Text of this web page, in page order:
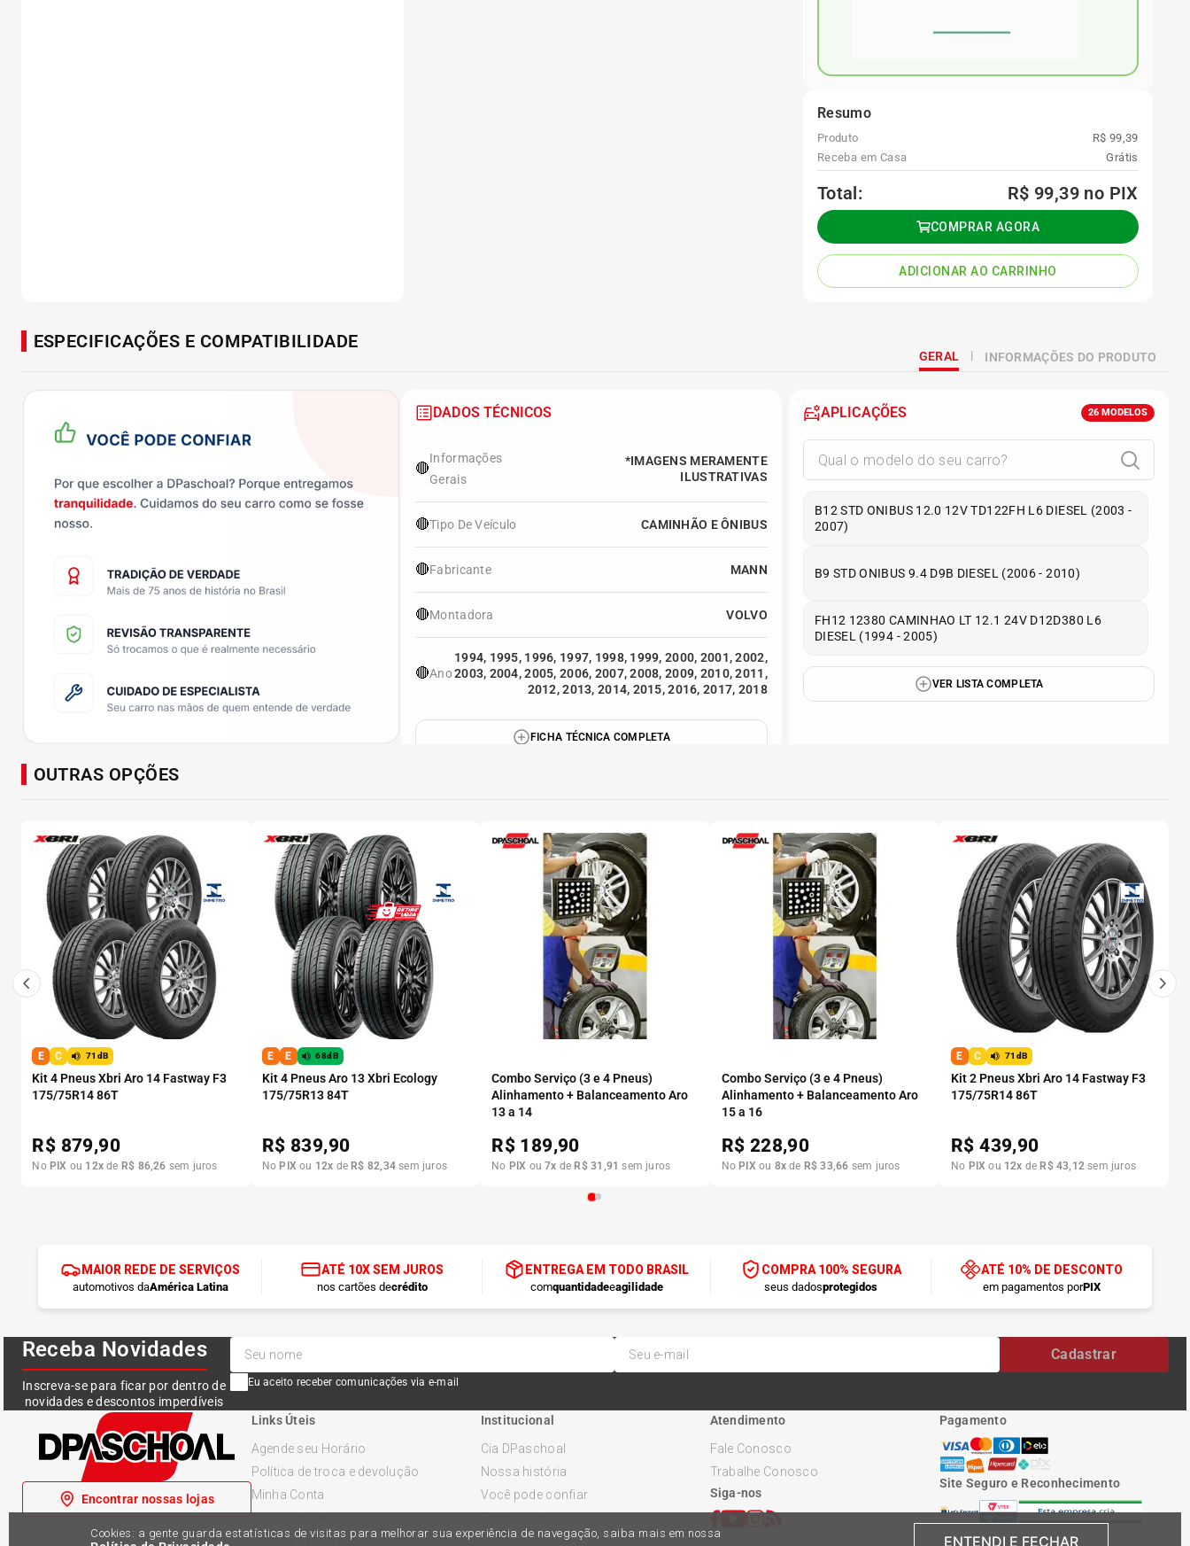
Cookies: a gente guarda estatísticas de visitas para melhorar sua experiência de navegação, saiba mais em nossa ENTENDI E FECHAR
Resumo
Produto
R$ 99,39
Receba em Casa
Grátis
Total: R$ 99,39 no PIX
COMPRAR AGORA
ADICIONAR AO CARRINHO
ESPECIFICAÇÕES E COMPATIBILIDADE
GERAL INFORMAÇÕES DO PRODUTO
DADOS TÉCNICOS
🔴
Informações
Gerais
*IMAGENS MERAMENTE
ILUSTRATIVAS
🔴Tipo De Veículo CAMINHÃO E ÔNIBUS
🔴Fabricante MANN
🔴Montadora VOLVO
🔴Ano
1994, 1995, 1996, 1997, 1998, 1999, 2000, 2001, 2002,
2003, 2004, 2005, 2006, 2007, 2008, 2009, 2010, 2011,
2012, 2013, 2014, 2015, 2016, 2017, 2018
FICHA TÉCNICA COMPLETA
APLICAÇÕES 26 MODELOS
B12 STD ONIBUS 12.0 12V TD122FH L6 DIESEL (2003 -
2007)
B9 STD ONIBUS 9.4 D9B DIESEL (2006 - 2010)
FH12 12380 CAMINHAO LT 12.1 24V D12D380 L6
DIESEL (1994 - 2005)
VER LISTA COMPLETA
OUTRAS OPÇÕES
E C 71dB
Kit 4 Pneus Xbri Aro 14 Fastway F3
175/75R14 86T
R$ 879,90
No PIX ou 12x de R$ 86,26 sem juros
E E 68dB
Kit 4 Pneus Aro 13 Xbri Ecology
175/75R13 84T
R$ 839,90
No PIX ou 12x de R$ 82,34sem juros
Combo Serviço (3 e 4 Pneus)
Alinhamento + Balanceamento Aro
13 a 14
R$ 189,90
No PIX ou7x de R$ 31 ,91 sem juros
Combo Serviço (3 e 4 Pneus)
Alinhamento + Balanceamento Aro
15 a 16
R$ 228,90
No PIX ou 8x de R$ 33,66 sem juros
E C 71dB
Kit 2 Pneus Xbri Aro 14 Fastway F3
175/75R14 86T
R$439,90
No PIX ou 12x de R$ 43, 12 sem juros
MAIOR REDE DE SERVIÇOS
automotivos daAmérica Latina
ATÉ 10X SEM JUROS
nos cartões decrédito
ENTREGA EM TODO BRASIL
comquantidadeeagilidade
COMPRA 100% SEGURA
seus dadosprotegidos
ATÉ 10% DE DESCONTO
em pagamentos porPIX
Receba Novidades
Inscreva-se para ficar por dentro de
novidades e descontos imperdíveis
Cadastrar
Eu aceito receber comunicações via e-mail
Encontrar nossas lojas
Links Úteis
Agende seu Horário
Política de troca e devolução
Minha Conta
Política de Privacidade
Institucional
Cia DPaschoal
Nossa história
Você pode confiar
Atendimento
Fale Conosco
Trabalhe Conosco
Siga-nos
Pagamento
Site Seguro e Reconhecimento